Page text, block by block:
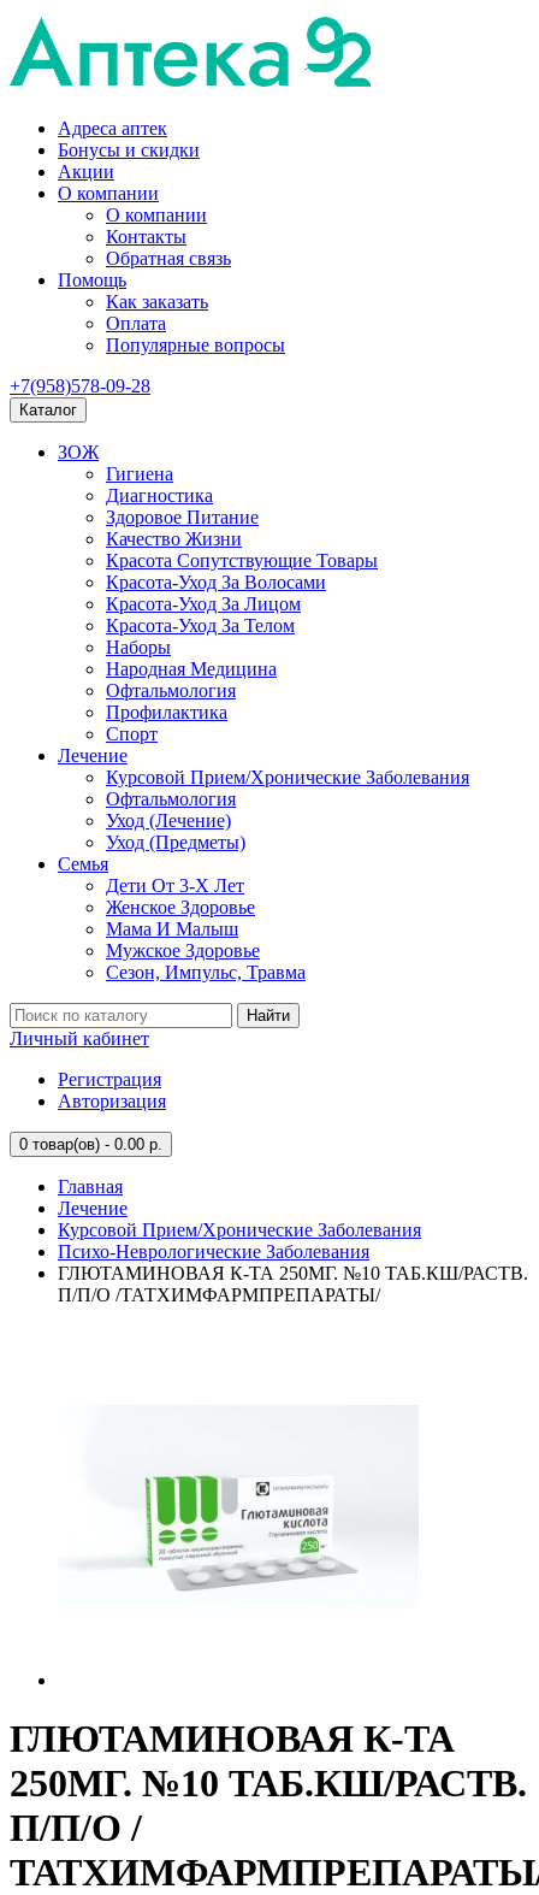
Адреса аптек
Бонусы и скидки
Акции
О компании
О компании
Контакты
Обратная связь
Помощь
Как заказать
Оплата
Популярные вопросы
+7(958)578-09-28
Каталог
ЗОЖ
Гигиена
Диагностика
Здоровое Питание
Качество Жизни
Красота Сопутствующие Товары
Красота-Уход За Волосами
Красота-Уход За Лицом
Красота-Уход За Телом
Наборы
Народная Медицина
Офтальмология
Профилактика
Спорт
Лечение
Курсовой Прием/Хронические Заболевания
Офтальмология
Уход (Лечение)
Уход (Предметы)
Семья
Дети От 3-Х Лет
Женское Здоровье
Мама И Малыш
Мужское Здоровье
Сезон, Импульс, Травма
Найти
Личный кабинет
Регистрация
Авторизация
0 товар(ов) - 0.00 р.
Главная
Лечение
Курсовой Прием/Хронические Заболевания
Психо-Неврологические Заболевания
ГЛЮТАМИНОВАЯ К-ТА 250МГ. №10 ТАБ.КШ/РАСТВ.
П/П/О /ТАТХИМФАРМПРЕПАРАТЫ/
ГЛЮТАМИНОВАЯ К-ТА
250МГ. №10 ТАБ.КШ/РАСТВ.
П/П/О /